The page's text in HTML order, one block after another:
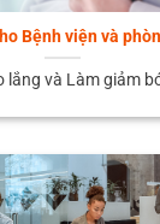
Bệnh viện và
lắng và Làm giảm